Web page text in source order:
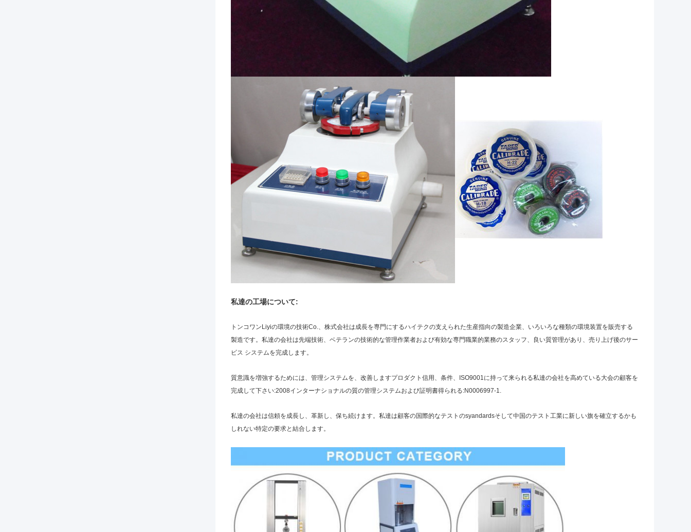
私達の工場について:
トンコワンLiyiの環境の技術Co.、株式会社は成長を専門にするハイテクの支えられた生産指向の製造企業、いろいろな種類の環境装置を販売する
製造です。私達の会社は先端技術、ベテランの技術的な管理作業者および有効な専門職業的業務のスタッフ、良い質管理があり、売り上げ後のサー
ビス システムを完成します。
質意識を増強するためには、管理システムを、改善しますプロダクト信用、条件、ISO9001に持って来られる私達の会社を高めている大会の顧客を
完成して下さい:2008インターナショナルの質の管理システムおよび証明書得られる:N0006997-1.
私達の会社は信頼を成長し、革新し、保ち続けます。私達は顧客の国際的なテストのsyandardsそして中国のテスト工業に新しい旗を確立するかも
しれない特定の要求と結合します。